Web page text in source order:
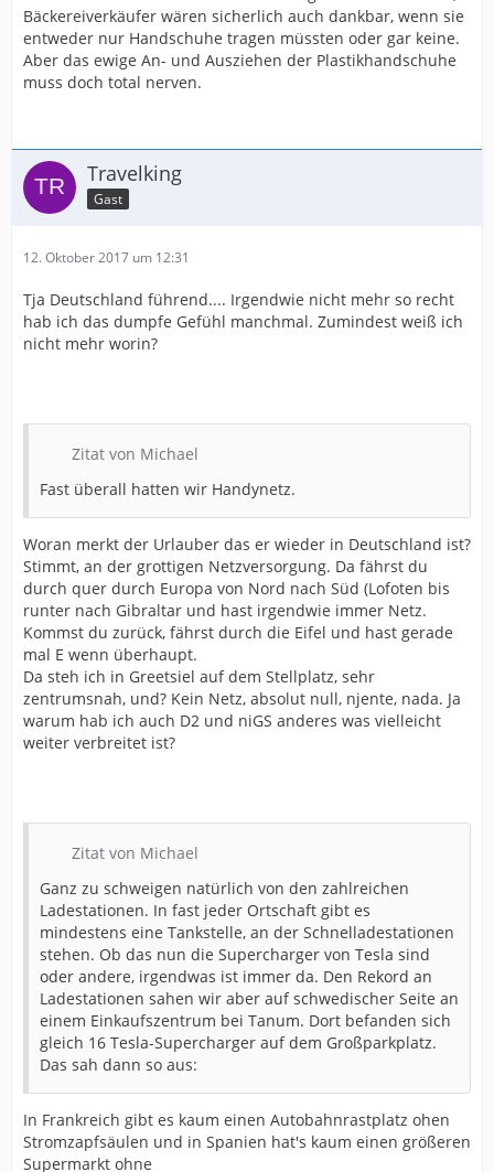
Bäckereiverkäufer wären sicherlich auch dankbar, wenn sie
entweder nur Handschuhe tragen müssten oder gar keine.
Aber das ewige An- und Ausziehen der Plastikhandschuhe
muss doch total nerven.
Travelking
Gast
12. Oktober 2017 um 12:31
Tja Deutschland führend.... Irgendwie nicht mehr so recht
hab ich das dumpfe Gefühl manchmal. Zumindest weiß ich
nicht mehr worin?
Zitat von Michael
Fast überall hatten wir Handynetz.
Woran merkt der Urlauber das er wieder in Deutschland ist?
Stimmt, an der grottigen Netzversorgung. Da fährst du
durch quer durch Europa von Nord nach Süd (Lofoten bis
runter nach Gibraltar und hast irgendwie immer Netz.
Kommst du zurück, fährst durch die Eifel und hast gerade
mal E wenn überhaupt.
Da steh ich in Greetsiel auf dem Stellplatz, sehr
zentrumsnah, und? Kein Netz, absolut null, njente, nada. Ja
warum hab ich auch D2 und niGS anderes was vielleicht
weiter verbreitet ist?
Zitat von Michael
Ganz zu schweigen natürlich von den zahlreichen
Ladestationen. In fast jeder Ortschaft gibt es
mindestens eine Tankstelle, an der Schnelladestationen
stehen. Ob das nun die Supercharger von Tesla sind
oder andere, irgendwas ist immer da. Den Rekord an
Ladestationen sahen wir aber auf schwedischer Seite an
einem Einkaufszentrum bei Tanum. Dort befanden sich
gleich 16 Tesla-Supercharger auf dem Großparkplatz.
Das sah dann so aus:
In Frankreich gibt es kaum einen Autobahnrastplatz ohen
Stromzapfsäulen und in Spanien hat's kaum einen größeren
Supermarkt ohne